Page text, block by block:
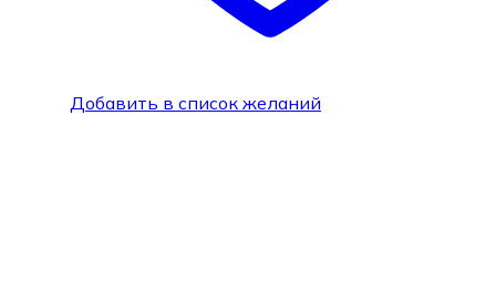
Добавить в список желаний